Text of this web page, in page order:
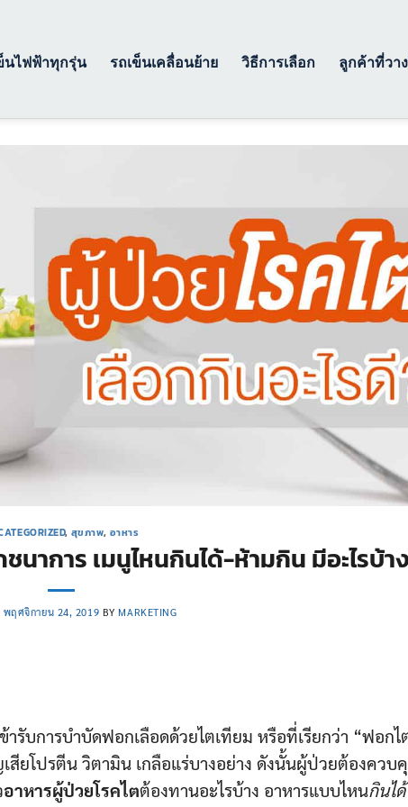
นไฟฟ้าทุกรุ่น รถเข็นเคลื่อนย้าย วิธีการเลือก ลูกค้าที่วา
, สุขภาพ, อาหาร
นาการ เมนูไหนกินได้-ห้ามกิน มีอะไรบ้าง
พฤศจิกายน 24, 2019 BY MARKETING
ารับการบำบัดฟอกเลือดด้วยไตเทียม หรือที่เรียกว่า “ฟอกไ
สียโปรตีน วิตามิน เกลือแร่บางอย่าง ดังนั้นผู้ป่วยต้องควบ
อาหารผู้ป่วยโรคไตต้องทานอะไรบ้าง อาหารแบบไหนกินได้